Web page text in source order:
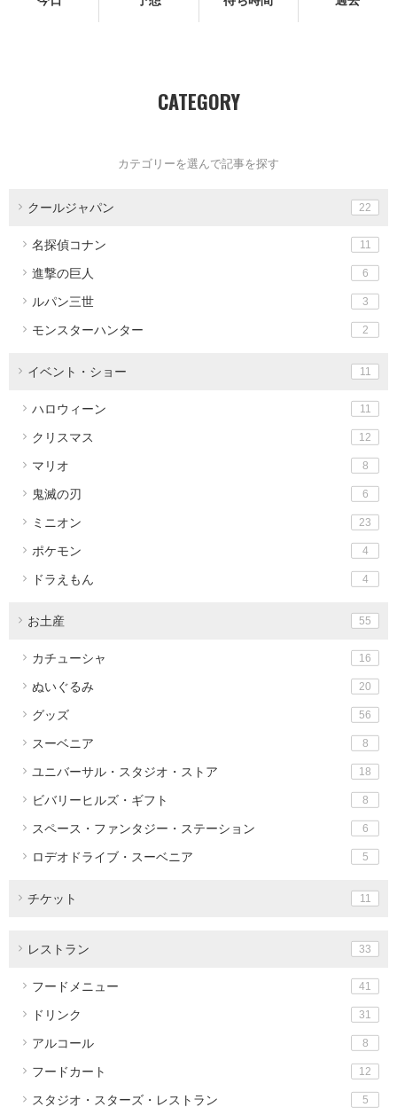
CATEGORY
カテゴリーを選んで記事を探す
クールジャパン 22
名探偵コナン 11
進撃の巨人 6
ルパン三世 3
モンスターハンター 2
イベント・ショー 11
ハロウィーン 11
クリスマス 12
マリオ 8
鬼滅の刃 6
ミニオン 23
ポケモン 4
ドラえもん 4
お土産 55
カチューシャ 16
ぬいぐるみ 20
グッズ 56
スーベニア 8
ユニバーサル・スタジオ・ストア 18
ビバリーヒルズ・ギフト 8
スペース・ファンタジー・ステーション 6
ロデオドライブ・スーベニア 5
チケット 11
レストラン 33
フードメニュー 41
ドリンク 31
アルコール 8
フードカート 12
スタジオ・スターズ・レストラン 5